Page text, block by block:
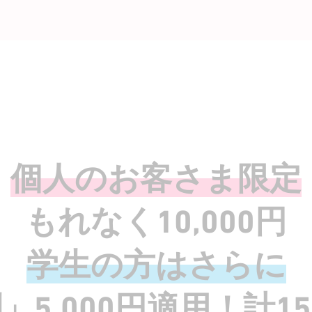
個人のお客さま限定
もれなく10,000円
学生の方はさらに